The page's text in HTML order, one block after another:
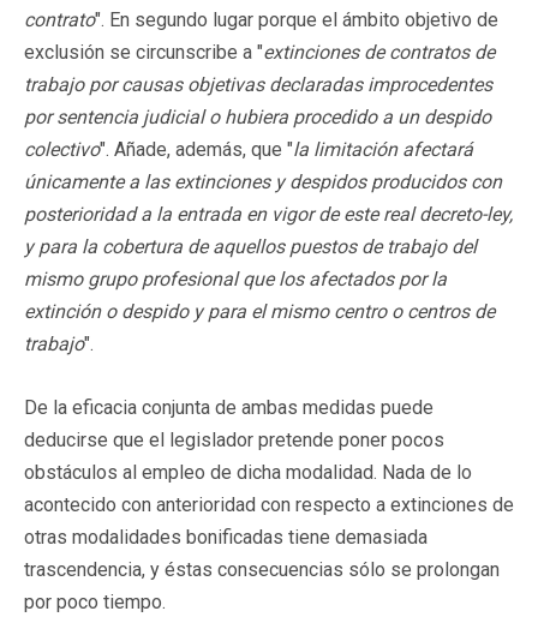
contrato". En segundo lugar porque el ámbito objetivo de
exclusión se circunscribe a "extinciones de contratos de
trabajo por causas objetivas declaradas improcedentes
por sentencia judicial o hubiera procedido a un despido
colectivo". Añade, además, que "la limitación afectará
únicamente a las extinciones y despidos producidos con
posterioridad a la entrada en vigor de este real decreto-ley,
y para la cobertura de aquellos puestos de trabajo del
mismo grupo profesional que los afectados por la
extinción o despido y para el mismo centro o centros de
trabajo".
De la eficacia conjunta de ambas medidas puede
deducirse que el legislador pretende poner pocos
obstáculos al empleo de dicha modalidad. Nada de lo
acontecido con anterioridad con respecto a extinciones de
otras modalidades bonificadas tiene demasiada
trascendencia, y éstas consecuencias sólo se prolongan
por poco tiempo.